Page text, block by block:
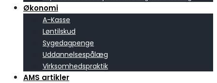
Økonomi
A-Kasse
Løntilskud
Sygedagpenge
Uddannelsespålæg
Virksomhedspraktik
AMS artikler